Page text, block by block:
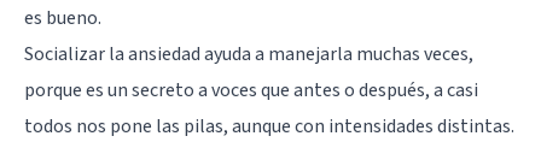
es bueno.
Socializar la ansiedad ayuda a manejarla muchas veces,
porque es un secreto a voces que antes o después, a casi
todos nos pone las pilas, aunque con intensidades distintas.